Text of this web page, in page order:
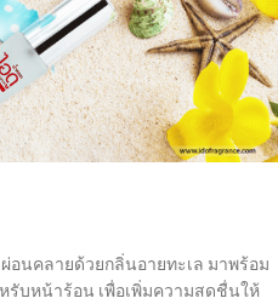
นคลายด้วยกลิ่นอายทะเล มาพร้อม
รับหน้าร้อน เพื่อเพิ่มความสดชื่นให้